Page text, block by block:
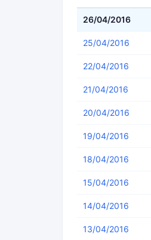
26/04/2016
25/04/2016
22/04/2016
21/04/2016
20/04/2016
19/04/2016
18/04/2016
15/04/2016
14/04/2016
13/04/2016